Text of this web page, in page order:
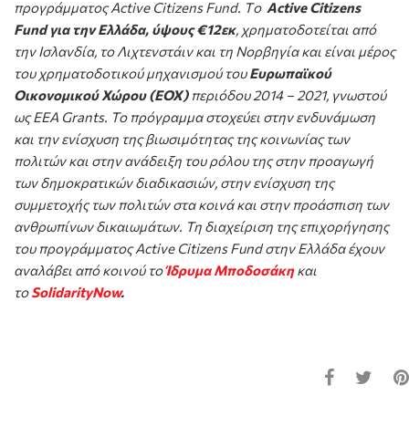
προγράμματος Active Citizens Fund. Tο Active Citizens
Fund για την Ελλάδα, ύψους €12εκ, χρηματοδοτείται από
την Ισλανδία, το Λιχτενστάιν και τη Νορβηγία και είναι μέρος
του χρηματοδοτικού μηχανισμού τουΕυρωπαϊκού
Οικονομικού Χώρου (ΕΟΧ)περιόδου 2014 – 2021, γνωστού
ως EEA Grants. Το πρόγραμμα στοχεύει στην ενδυνάμωση
και την ενίσχυση της βιωσιμότητας της κοινωνίας των
πολιτών και στην ανάδειξη του ρόλου της στην προαγωγή
των δημοκρατικών διαδικασιών, στην ενίσχυση της
συμμετοχής των πολιτών στα κοινά και στην προάσπιση των
ανθρωπίνων δικαιωμάτων. Τη διαχείριση της επιχορήγησης
του προγράμματος Active Citizens Fund στην Ελλάδα έχουν
αναλάβει από κοινού τοΊδρυμα Μποδοσάκηκαι
τοSolidarityNow.